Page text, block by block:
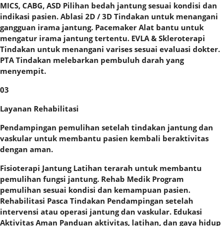
MICS, CABG, ASD Pilihan bedah jantung sesuai kondisi dan
indikasi pasien. Ablasi 2D / 3D Tindakan untuk menangani
gangguan irama jantung. Pacemaker Alat bantu untuk
mengatur irama jantung tertentu. EVLA & Skleroterapi
Tindakan untuk menangani varises sesuai evaluasi dokter.
PTA Tindakan melebarkan pembuluh darah yang
menyempit.
03
Layanan Rehabilitasi
Pendampingan pemulihan setelah tindakan jantung dan
vaskular untuk membantu pasien kembali beraktivitas
dengan aman.
Fisioterapi Jantung Latihan terarah untuk membantu
pemulihan fungsi jantung. Rehab Medik Program
pemulihan sesuai kondisi dan kemampuan pasien.
Rehabilitasi Pasca Tindakan Pendampingan setelah
intervensi atau operasi jantung dan vaskular. Edukasi
Aktivitas Aman Panduan aktivitas, latihan, dan gaya hidup